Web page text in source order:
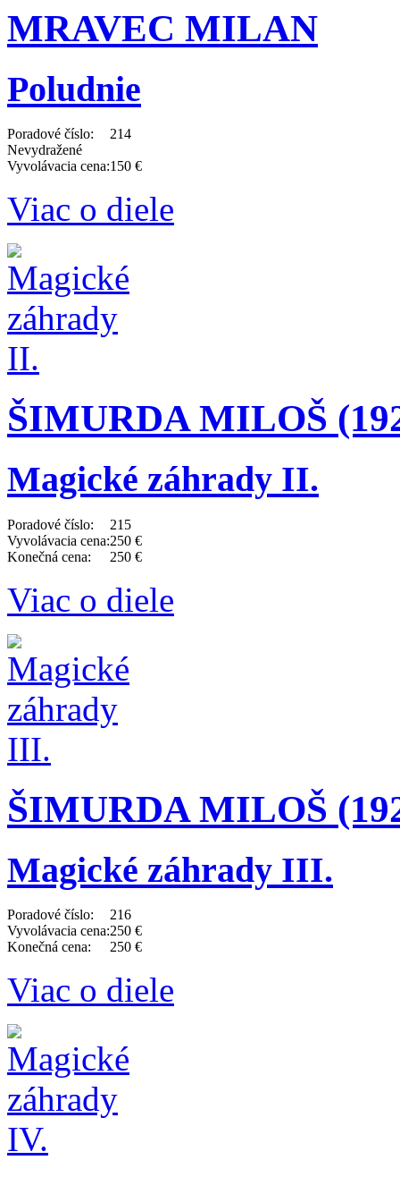
MRAVEC MILAN
Poludnie
Poradové číslo:
214
Nevydražené
Vyvolávacia cena:150 €
Viac o diele
ŠIMURDA MILOŠ
Magické záhrady II.
Poradové číslo:
215
Vyvolávacia cena:250 €
Konečná cena:
250 €
Viac o diele
ŠIMURDA MILOŠ
Magické záhrady III.
Poradové číslo:
216
Vyvolávacia cena:250 €
Konečná cena:
250 €
Viac o diele